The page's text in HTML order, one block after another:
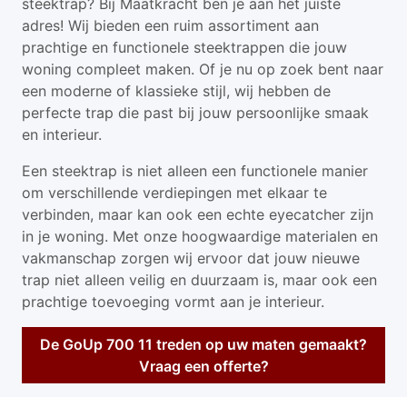
steektrap? Bij Maatkracht ben je aan het juiste
adres! Wij bieden een ruim assortiment aan
prachtige en functionele steektrappen die jouw
woning compleet maken. Of je nu op zoek bent naar
een moderne of klassieke stijl, wij hebben de
perfecte trap die past bij jouw persoonlijke smaak
en interieur.
Een steektrap is niet alleen een functionele manier
om verschillende verdiepingen met elkaar te
verbinden, maar kan ook een echte eyecatcher zijn
in je woning. Met onze hoogwaardige materialen en
vakmanschap zorgen wij ervoor dat jouw nieuwe
trap niet alleen veilig en duurzaam is, maar ook een
prachtige toevoeging vormt aan je interieur.
De GoUp 700 11 treden op uw maten gemaakt?
Vraag een offerte?